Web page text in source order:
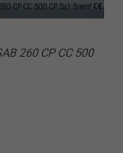
260 CP CC 500